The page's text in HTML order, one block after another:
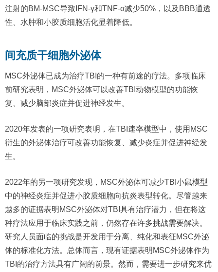
注射的BM-MSC导致IFN-γ和TNF-α减少50%，以及BBB通透
性、水肿和小胶质细胞活化显着降低。
间充质干细胞外泌体
MSC外泌体已成为治疗TBI的一种有前途的疗法。多项临床
前研究表明，MSC外泌体可以改善TBI动物模型的功能恢
复、减少脑部炎症并促进神经发生。
2020年发表的一项研究表明，在TBI速率模型中，使用MSC
衍生的外泌体治疗可改善功能恢复、减少炎症并促进神经发
生。
2022年的另一项研究发现，MSC外泌体可减少TBI小鼠模型
中的神经炎症并促进小胶质细胞向抗炎表型转化。尽管越来
越多的证据表明MSC外泌体对TBI具有治疗潜力，但在将这
种疗法应用于临床实践之前，仍然存在许多挑战需要解决。
研究人员面临的挑战是开发用于分离、纯化和表征MSC外泌
体的标准化方法。总体而言，现有证据表明MSC外泌体作为
TBI的治疗方法具有广阔的前景。然而，需要进一步研究来优